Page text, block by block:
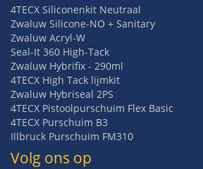
4TECX Siliconenkit Neutraal
Zwaluw Silicone-NO + Sanitary
Zwaluw Acryl-W
Seal-It 360 High-Tack
Zwaluw Hybrifix - 290ml
4TECX High Tack lijmkit
Zwaluw Hybriseal 2PS
4TECX Pistoolpurschuim Flex Basic
4TECX Purschuim B3
Illbruck Purschuim FM310
Volg ons op